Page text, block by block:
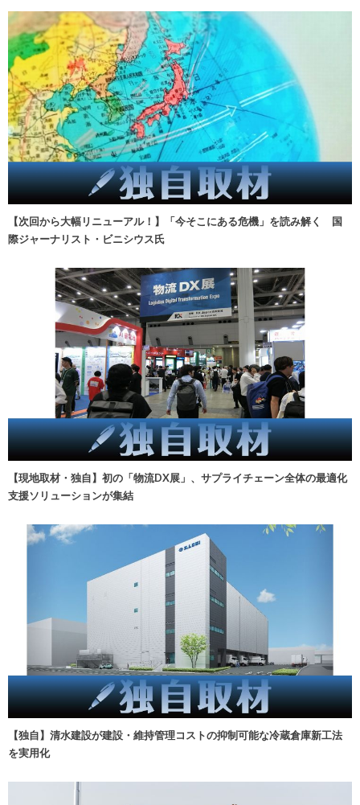
【次回から大幅リニューアル！】「今そこにある危機」を読み解く 国
際ジャーナリスト・ビニシウス氏
【現地取材・独自】初の「物流DX展」、サプライチェーン全体の最適化
支援ソリューションが集結
【独自】清水建設が建設・維持管理コストの抑制可能な冷蔵倉庫新工法
を実用化